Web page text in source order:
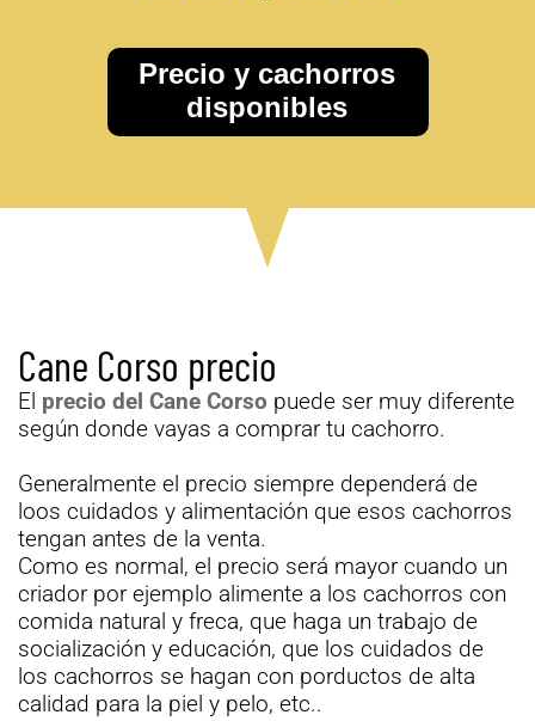
Precio y cachorros
disponibles
Cane Corso precio
El precio del Cane Corso puede ser muy diferente
según donde vayas a comprar tu cachorro.
Generalmente el precio siempre dependerá de
loos cuidados y alimentación que esos cachorros
tengan antes de la venta.
Como es normal, el precio será mayor cuando un
criador por ejemplo alimente a los cachorros con
comida natural y freca, que haga un trabajo de
socialización y educación, que los cuidados de
los cachorros se hagan con porductos de alta
calidad para la piel y pelo, etc..